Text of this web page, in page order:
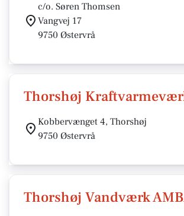
c/o. Søren Thomsen
Vangvej 17
9750 Østervrå
Thorshøj
Kobbervænget 4, Thorshøj
9750 Østervrå
Thorshøj Vandværk